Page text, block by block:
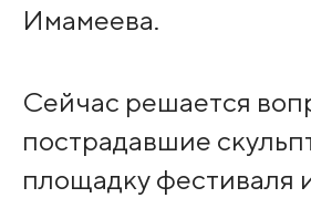
Имамеева.
Сейчас решается
пострадавшие
площадку фестиваля